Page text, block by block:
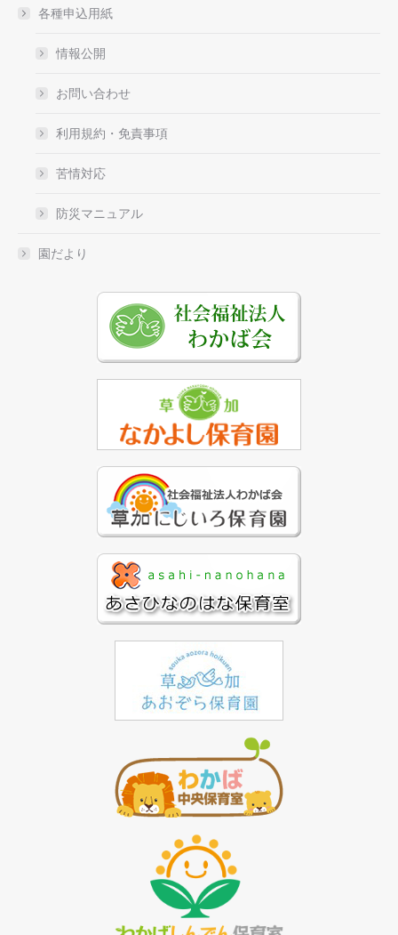
各種申込用紙
情報公開
お問い合わせ
利用規約・免責事項
苦情対応
防災マニュアル
園だより